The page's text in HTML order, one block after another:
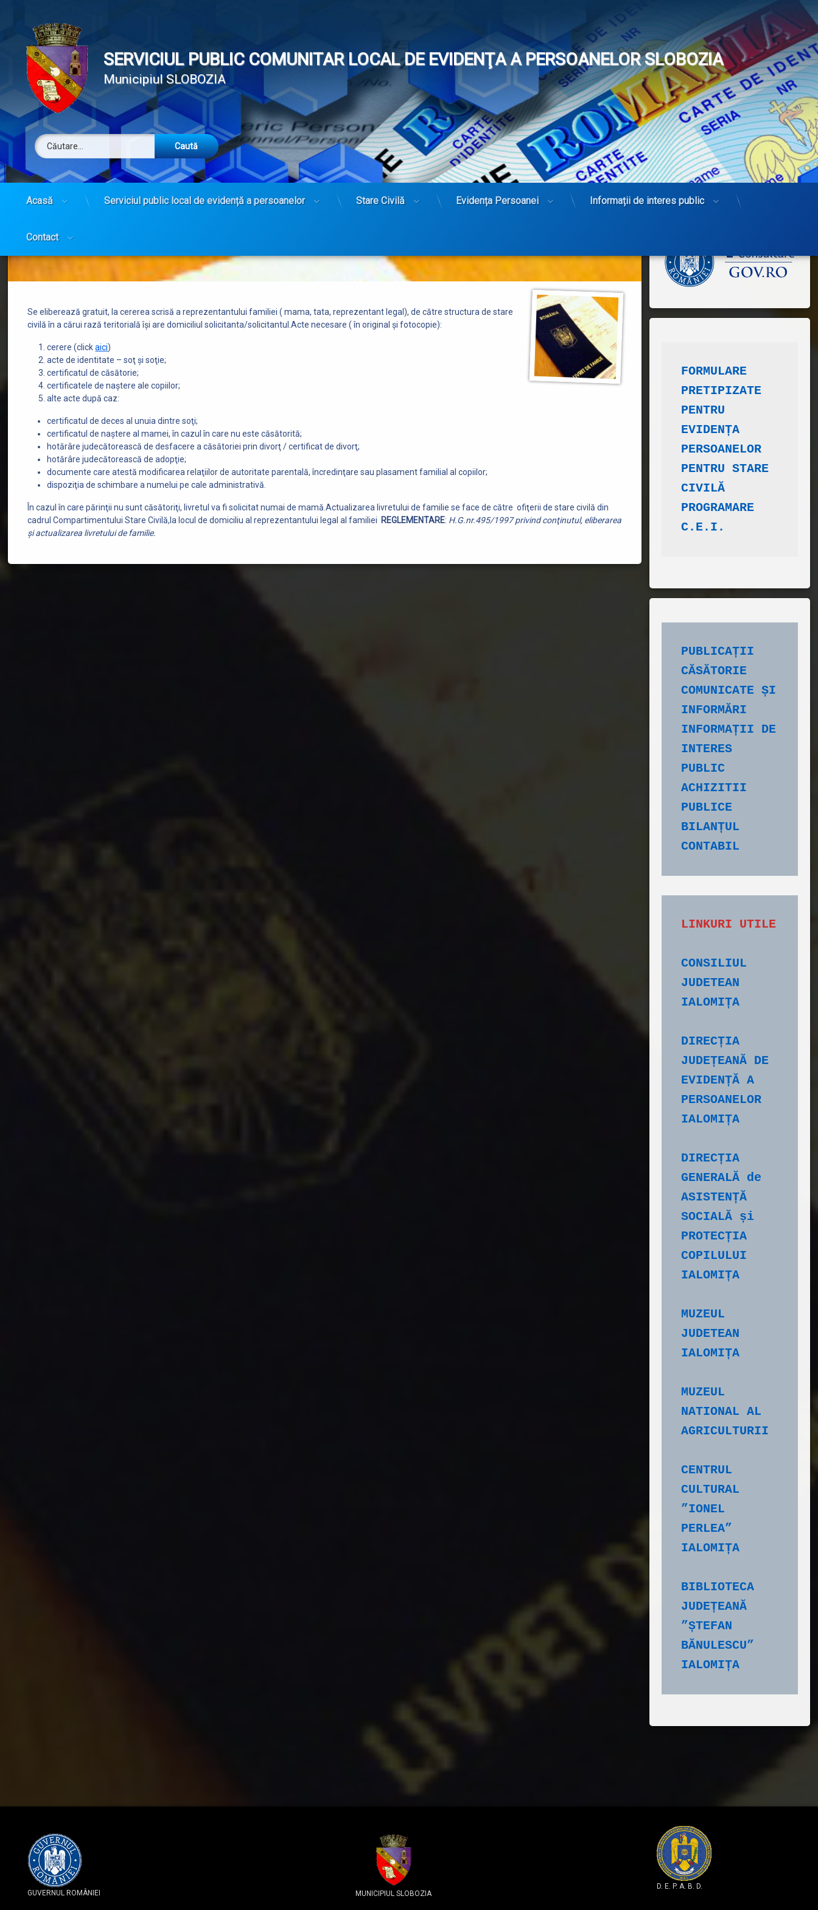
conținut
SERVICIUL PUBLIC COMUNITAR LOCAL DE EVIDENŢA A PERSOANELOR SLOBOZIA
Municipiul SLOBOZIA
Tel:
Caută după:
Acasă Serviciul public local de evidență a persoanelor Stare Civilă Evidența Persoanei Informații de interes public
Contact
familie
Se eliberează gratuit, la cererea scrisă a reprezentantului familiei ( mama, tata, reprezentant legal), de către structura de stare
civilă în a cărui rază teritorială îşi are domiciliul solicitanta/solicitantul.Acte necesare ( în original şi fotocopie):
cerere (clickaici)
acte de identitate – soţ şi soţie;
certificatul de căsătorie;
certificatele de naştere ale copiilor;
alte acte după caz:
certificatul de deces al unuia dintre soţi;
certificatul de naştere al mamei, în cazul în care nu este căsătorită;
hotărâre judecătorească de desfacere a căsătoriei prin divorţ / certificat de divorţ;
hotărâre judecătorească de adopţie;
documente care atestă modificarea relaţiilor de autoritate parentală, încredinţare sau plasament familial al copiilor;
dispoziţia de schimbare a numelui pe cale administrativă.
În cazul în care părinţii nu sunt căsătoriţi, livretul va fi solicitat numai de mamă.Actualizarea livretului de familie se face de către ofiţerii de stare civilă din
cadrul Compartimentului Stare Civilă,la locul de domiciliu al reprezentantului legal al familiei REGLEMENTARE: H.G.nr.495/1997 privind conţinutul, eliberarea
şi actualizarea livretului de familie.
FORMULARE
PRETIPIZATE
​PENTRU
EVIDENȚA
PERSOANELOR
PENTRU STARE
CIVILĂ
PROGRAMARE
C.E.I.
PUBLICAȚII
CĂSĂTORIE
COMUNICATE ȘI
INFORMĂRI
INFORMAȚII DE
INTERES
PUBLIC
ACHIZITII
PUBLICE
BILANȚUL
CONTABIL
CONSILIUL
JUDETEAN
IALOMIȚA
DIRECȚIA
JUDEȚEANĂ DE
EVIDENȚĂ A
PERSOANELOR
IALOMIȚA
DIRECȚIA
GENERALĂ de
ASISTENȚĂ
SOCIALĂ și
PROTECȚIA
COPILULUI
IALOMIȚA
MUZEUL
JUDETEAN
IALOMIȚA
MUZEUL
NATIONAL AL
AGRICULTURII
CENTRUL
CULTURAL
”IONEL
PERLEA”
IALOMIȚA
BIBLIOTECA
JUDEȚEANĂ
”ȘTEFAN
BĂNULESCU”
IALOMIȚA
GUVERNUL ROMÂNIEI MUNICIPIUL SLOBOZIA
D. E. P. A. B. D.